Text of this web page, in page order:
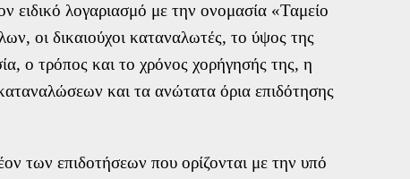
ειδικό λογαριασμό με την ονομασία «Ταμείο
οι δικαιούχοι καταναλωτές, το ύψος της
ο τρόπος και το χρόνος χορήγησής της, η
και τα ανώτατα όρια επιδότησης
των επιδοτήσεων που ορίζονται με την υπό
από την Volton και τους συνεργάτες της για την καλύτερη